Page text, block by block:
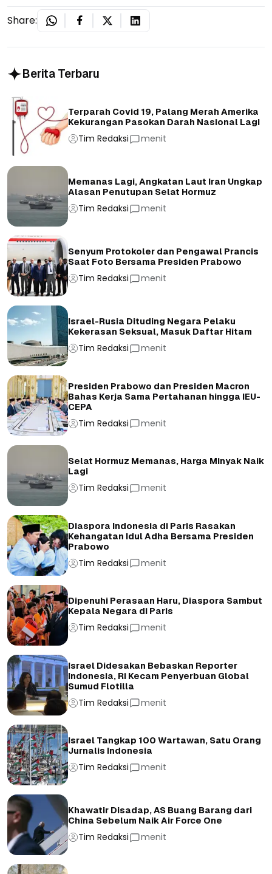
Share:
Berita Terbaru
Terparah Covid 19, Palang Merah Amerika
Kekurangan Pasokan Darah Nasional Lagi
Tim Redaksi menit
Memanas Lagi, Angkatan Laut Iran Ungkap
Alasan Penutupan Selat Hormuz
Tim Redaksi menit
Senyum Protokoler dan Pengawal Prancis
Saat Foto Bersama Presiden Prabowo
Tim Redaksi menit
Israel-Rusia Dituding Negara Pelaku
Kekerasan Seksual, Masuk Daftar Hitam
Tim Redaksi menit
Presiden Prabowo dan Presiden Macron
Bahas Kerja Sama Pertahanan hingga IEU-
CEPA
Tim Redaksi menit
Selat Hormuz Memanas, Harga Minyak Naik
Lagi
Tim Redaksi menit
Diaspora Indonesia di Paris Rasakan
Kehangatan Idul Adha Bersama Presiden
Prabowo
Tim Redaksi menit
Dipenuhi Perasaan Haru, Diaspora Sambut
Kepala Negara di Paris
Tim Redaksi menit
Israel Didesakan Bebaskan Reporter
Indonesia, Ri Kecam Penyerbuan Global
Sumud Flotilla
Tim Redaksi menit
Israel Tangkap 100 Wartawan, Satu Orang
Jurnalis Indonesia
Tim Redaksi menit
Khawatir Disadap, AS Buang Barang dari
China Sebelum Naik Air Force One
Tim Redaksi menit